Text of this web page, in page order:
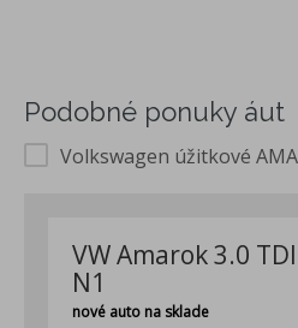
Podobné ponuky áut
Volkswagen úžitkové
VW Amarok 3.0
N1
nové auto na sklade